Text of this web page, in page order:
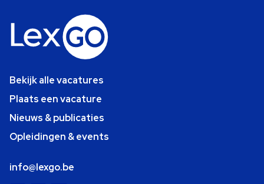
Bekijk alle vacatures
Plaats een vacature
Nieuws & publicaties
Opleidingen & events
info@lexgo.be